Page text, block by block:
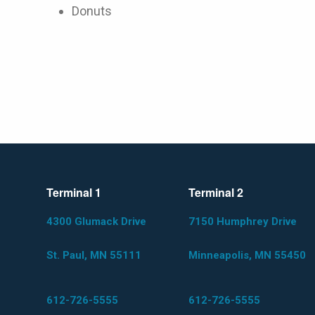
Donuts
Terminal 1
4300 Glumack Drive
St. Paul, MN 55111
612-726-5555
Terminal 2
7150 Humphrey Drive
Minneapolis, MN 55450
612-726-5555